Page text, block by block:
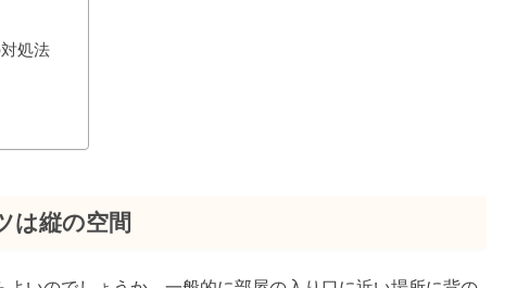
処法
は縦の空間